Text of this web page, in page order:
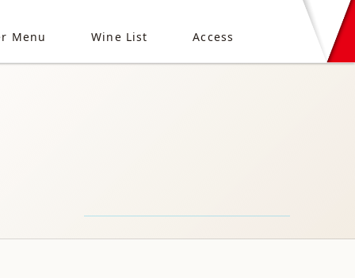
Menu Wine List Access